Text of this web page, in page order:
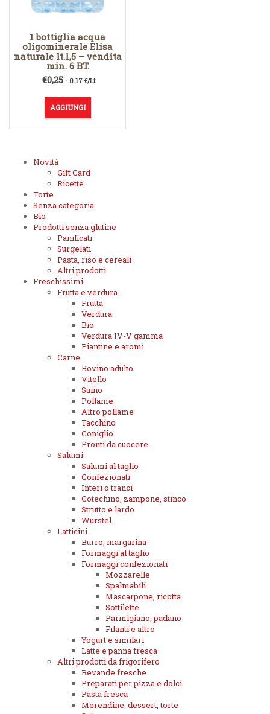
1 bottiglia acqua
oligominerale Elisa
naturale lt.1,5 – vendita
min. 6 BT.
€0,25 - 0.17 €/Lt
AGGIUNGI
Novità
Gift Card
Ricette
Torte
Senza categoria
Bio
Prodotti senza glutine
Panificati
Surgelati
Pasta, riso e cereali
Altri prodotti
Freschissimi
Frutta e verdura
Frutta
Verdura
Bio
Verdura IV-V gamma
Piantine e aromi
Carne
Bovino adulto
Vitello
Suino
Pollame
Altro pollame
Tacchino
Coniglio
Pronti da cuocere
Salumi
Salumi al taglio
Confezionati
Interi o tranci
Cotechino, zampone, stinco
Strutto e lardo
Wurstel
Latticini
Burro, margarina
Formaggi al taglio
Formaggi confezionati
Mozzarelle
Spalmabili
Mascarpone, ricotta
Sottilette
Parmigiano, padano
Filanti e altro
Yogurt e similari
Latte e panna fresca
Altri prodotti da frigorifero
Bevande fresche
Preparati per pizza e dolci
Pasta fresca
Merendine, dessert, torte